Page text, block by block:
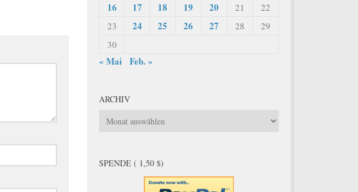
16 17 18 19 20 21
22
23
24 25 26 27 28
29
30
« Mai Feb. »
ARCHIV
Archiv
SPENDE ( 1,50 $)